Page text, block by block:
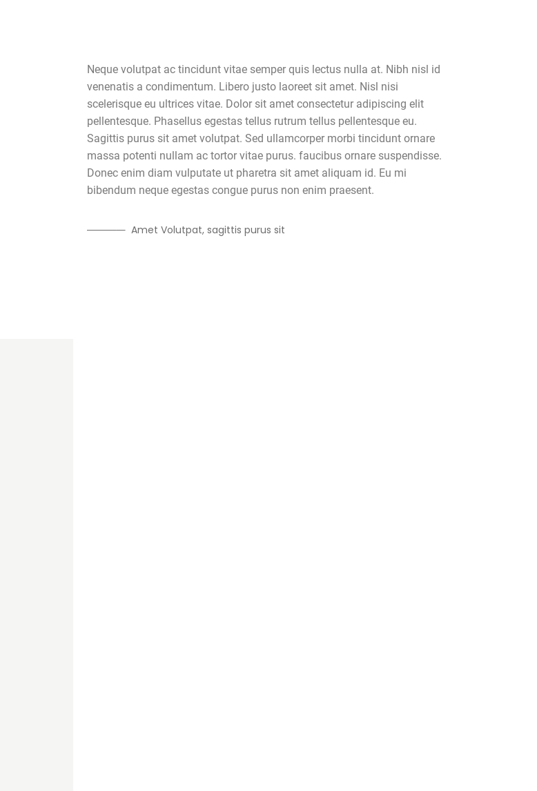
Neque volutpat ac tincidunt vitae semper quis lectus nulla at. Nibh nisl id
venenatis a condimentum. Libero justo laoreet sit amet. Nisl nisi
scelerisque eu ultrices vitae. Dolor sit amet consectetur adipiscing elit
pellentesque. Phasellus egestas tellus rutrum tellus pellentesque eu.
Sagittis purus sit amet volutpat. Sed ullamcorper morbi tincidunt ornare
massa potenti nullam ac tortor vitae purus. faucibus ornare suspendisse.
Donec enim diam vulputate ut pharetra sit amet aliquam id. Eu mi
bibendum neque egestas congue purus non enim praesent.
Amet Volutpat, sagittis purus sit